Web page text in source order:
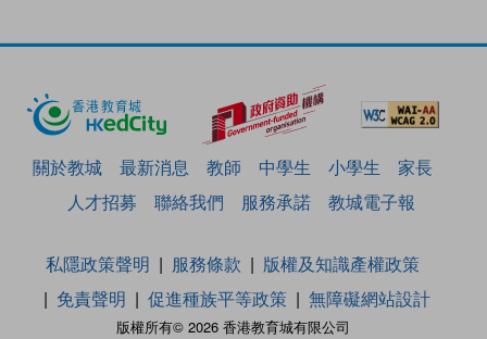
關於教城 最新消息 教師 中學生 小學生
家長
人才招募
聯絡我們 服務承諾 教城電子報
版權所有© 2026 香港教育城有限公司
私隱政策聲明 服務條款
版權及知識產權政策
免責聲明
促進種族平等政策 無障礙網站設計